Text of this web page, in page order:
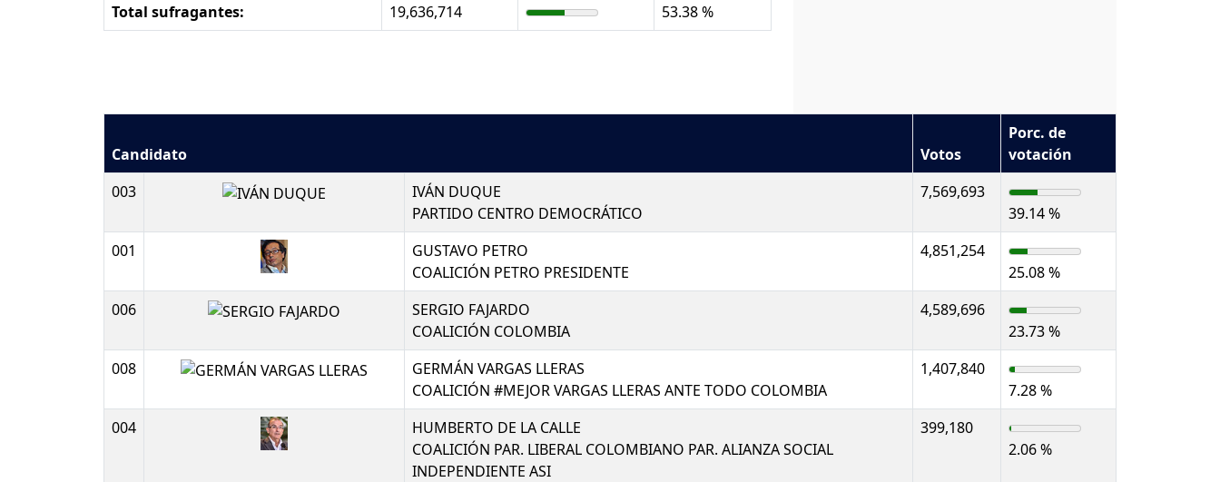
Total sufragantes:
19,636,714 53.38 %
Candidato Votos
Porc. de
votación
003
IVÁN DUQUE
PARTIDO CENTRO DEMOCRÁTICO
7,569,693
39.14 %
001
GUSTAVO PETRO
COALICIÓN PETRO PRESIDENTE
4,851,254
25.08 %
006
SERGIO FAJARDO
COALICIÓN COLOMBIA
4,589,696
23.73 %
008
GERMÁN VARGAS LLERAS
COALICIÓN #MEJOR VARGAS LLERAS ANTE TODO COLOMBIA
1,407,840
7.28 %
004
HUMBERTO DE LA CALLE
COALICIÓN PAR. LIBERAL COLOMBIANO PAR. ALIANZA SOCIAL
INDEPENDIENTE ASI
399,180
2.06 %